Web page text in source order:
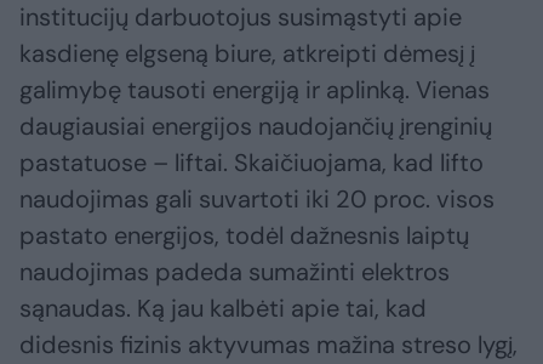
institucijų darbuotojus susimąstyti apie
kasdienę elgseną biure, atkreipti dėmesį į
galimybę tausoti energiją ir aplinką. Vienas
daugiausiai energijos naudojančių įrenginių
pastatuose – liftai. Skaičiuojama, kad lifto
naudojimas gali suvartoti iki 20 proc. visos
pastato energijos, todėl dažnesnis laiptų
naudojimas padeda sumažinti elektros
sąnaudas. Ką jau kalbėti apie tai, kad
didesnis fizinis aktyvumas mažina streso lygį,